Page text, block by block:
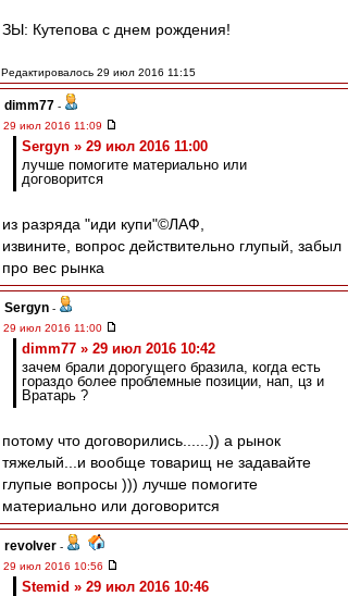
ЗЫ: Кутепова с днем рождения!
Редактировалось 29 июл 2016 11:15
dimm77 -
29 июл 2016 11:09
Sergyn » 29 июл 2016 11:00
лучше помогите материально или
договорится
из разряда "иди купи"©ЛАФ,
извините, вопрос действительно глупый, забыл
про вес рынка
Sergyn -
29 июл 2016 11:00
dimm77 » 29 июл 2016 10:42
зачем брали дорогущего бразила, когда есть
гораздо более проблемные позиции, нап, цз и
Вратарь ?
потому что договорились......)) а рынок
тяжелый...и вообще товарищ не задавайте
глупые вопросы ))) лучше помогите
материально или договорится
revolver -
29 июл 2016 10:56
Stemid » 29 июл 2016 10:46